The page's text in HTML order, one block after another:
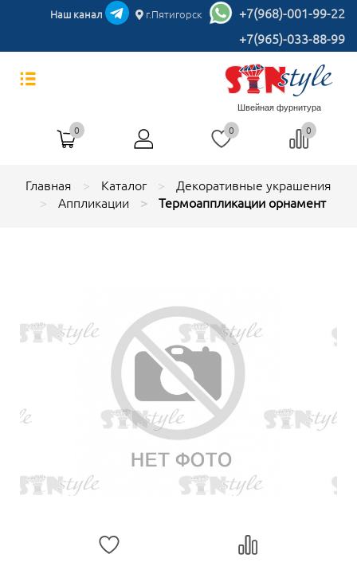
Наш канал г.Пятигорск
+7(968)-001-99-22
+7(965)-033-88-99
Швейная фурнитура
0 0 0
Главная Каталог
Декоративные украшения
Аппликации
Термоаппликации орнамент